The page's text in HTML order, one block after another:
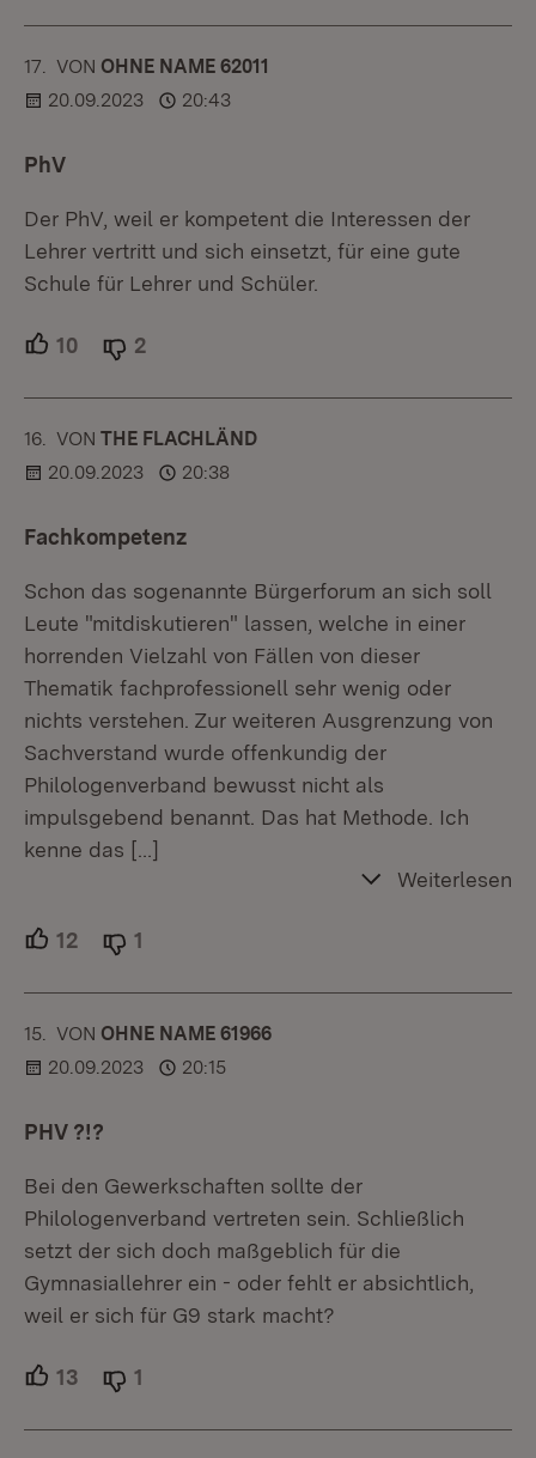
17. KOMMENTAR
VON :OHNE NAME 62011
20.09.2023
20:43
PhV
Der PhV, weil er kompetent die Interessen der
Lehrer vertritt und sich einsetzt, für eine gute
Schule für Lehrer und Schüler.
10 Unterstützer.
2
16. KOMMENTAR
VON :THE FLACHLÄND
20.09.2023
20:38
Fachkompetenz
Schon das sogenannte Bürgerforum an sich soll
Leute "mitdiskutieren" lassen, welche in einer
horrenden Vielzahl von Fällen von dieser
Thematik fachprofessionell sehr wenig oder
nichts verstehen. Zur weiteren Ausgrenzung von
Sachverstand wurde offenkundig der
Philologenverband bewusst nicht als
impulsgebend benannt. Das hat Methode. Ich
kenne das […]
Weiterlesen
12 Unterstützer.
1
15. KOMMENTAR
VON :OHNE NAME 61966
20.09.2023
20:15
PHV ?!?
Bei den Gewerkschaften sollte der
Philologenverband vertreten sein. Schließlich
setzt der sich doch maßgeblich für die
Gymnasiallehrer ein - oder fehlt er absichtlich,
weil er sich für G9 stark macht?
13 Unterstützer.
1